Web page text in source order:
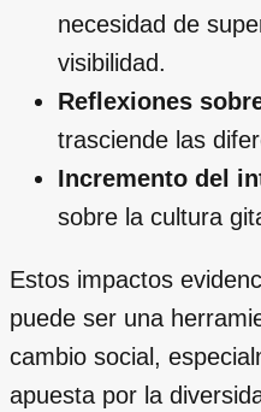
necesidad de
visibilidad.
Reflexiones
trasciende las
Incremento del
sobre la cultura
Estos impactos
puede ser una
cambio social,
apuesta por la